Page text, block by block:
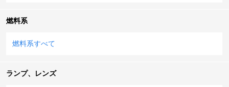
燃料系
燃料系すべて
ランプ、レンズ